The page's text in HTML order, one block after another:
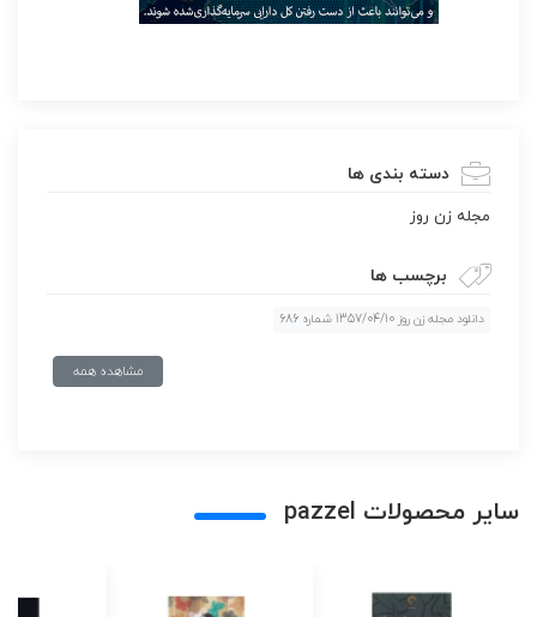
دسته بندی ها
مجله زن روز
برچسب ها
دانلود مجله زن روز 1357/04/10 شماره 686
مشاهده همه
سایر محصولات pazzel